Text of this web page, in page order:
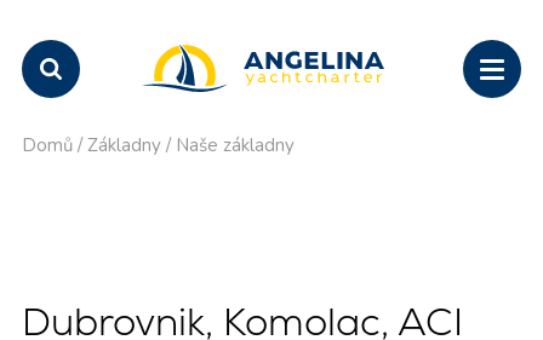
Domů / Základny / Naše základny
Dubrovnik, Komolac, ACI